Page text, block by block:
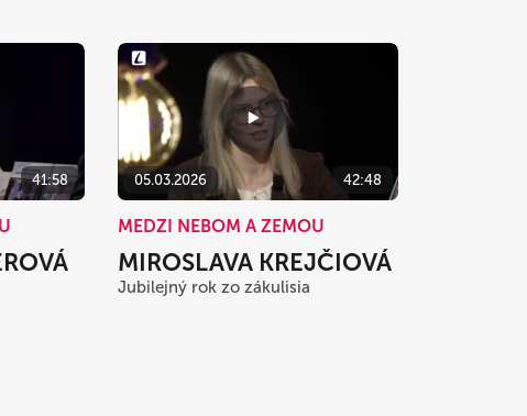
41:58 05.03.2026 42:48
MEDZI NEBOM A ZEMOU
MIROSLAVA KREJČIOVÁ
Jubilejný rok zo zákulisia